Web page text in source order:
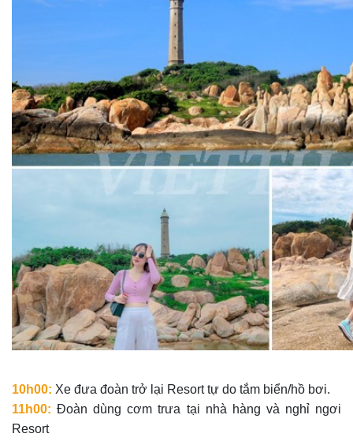
10h00: Xe đưa đoàn trở lại Resort tự do tắm biển/hồ bơi.
11h00: Đoàn dùng cơm trưa tại nhà hàng và nghỉ ngơi
Resort